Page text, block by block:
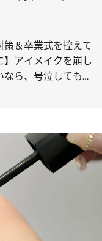
方をKATEグローバ
クリエイターが伝授
策＆卒業式を控えて
】アイメイクを崩し
なら、号泣しても落